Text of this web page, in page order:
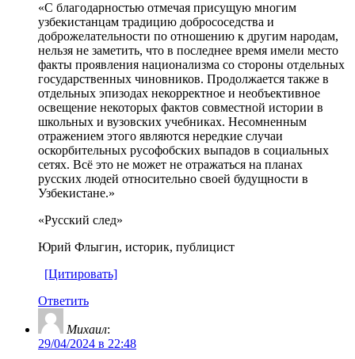
«С благодарностью отмечая присущую многим
узбекистанцам традицию добрососедства и
доброжелательности по отношению к другим народам,
нельзя не заметить, что в последнее время имели место
факты проявления национализма со стороны отдельных
государственных чиновников. Продолжается также в
отдельных эпизодах некорректное и необъективное
освещение некоторых фактов совместной истории в
школьных и вузовских учебниках. Несомненным
отражением этого являются нередкие случаи
оскорбительных русофобских выпадов в социальных
сетях. Всё это не может не отражаться на планах
русских людей относительно своей будущности в
Узбекистане.»
«Русский след»
Юрий Флыгин, историк, публицист
[Цитировать]
Ответить
Михаил:
29/04/2024 в 22:48